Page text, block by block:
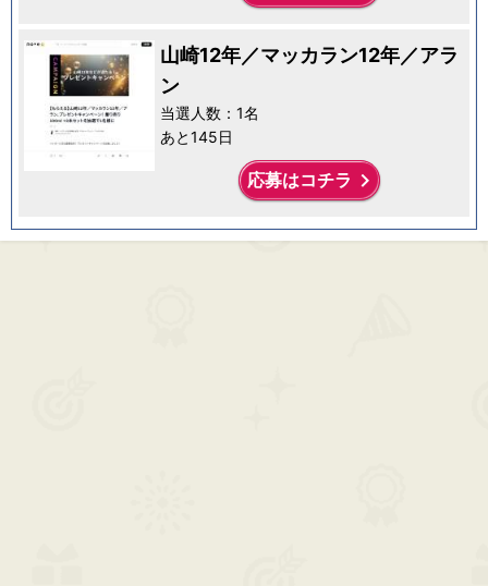
山崎12年／マッカラン12年／アラ
ン
当選人数：1名
あと145日
応募はコチラ keyboard_arrow_right